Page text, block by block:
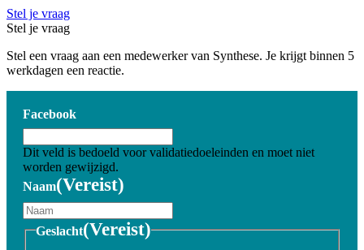
Stel je vraag
Stel je vraag
Stel een vraag aan een medewerker van Synthese. Je krijgt binnen 5
werkdagen een reactie.
Facebook
Dit veld is bedoeld voor validatiedoeleinden en moet niet
worden gewijzigd.
Naam(Vereist)
Geslacht(Vereist)